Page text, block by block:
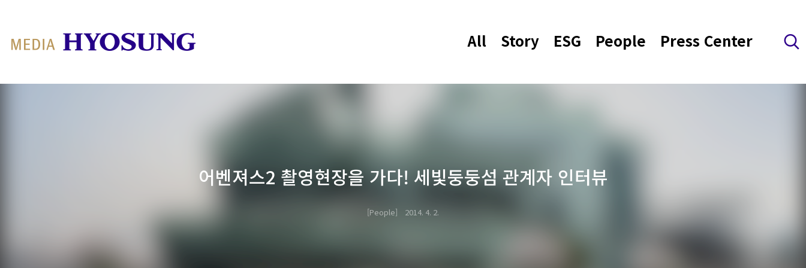
MY FRIEND HYOSUNG All Story ESG People Press Center 검색 레이어 열기
어벤져스2 촬영현장을 가다! 세빛둥둥섬 관계자 인터뷰
People 2014. 4. 2.